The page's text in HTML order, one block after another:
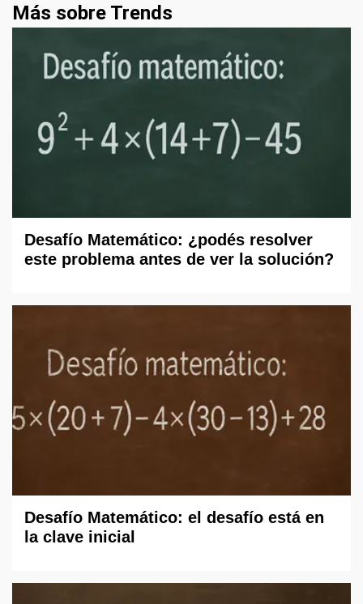
Más sobre Trends
Desafío Matemático: ¿podés resolver
este problema antes de ver la solución?
Desafío Matemático: el desafío está en
la clave inicial